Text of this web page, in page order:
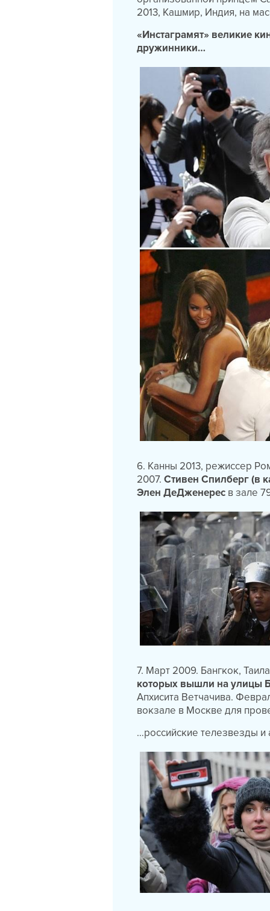
2013, Кашмир, Индия, на
«Инстаграмят» великие
дружинники…
6. Канны 2013, режиссер
2007.Стивен Спилберг (в
Элен ДеДженерес в зале
7. Март 2009. Бангкок,
которых вышли на улицы
Апхисита Ветчачива.
вокзале в Москве для
…российские телезвезды и